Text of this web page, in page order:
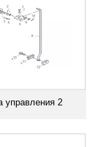
управления 2